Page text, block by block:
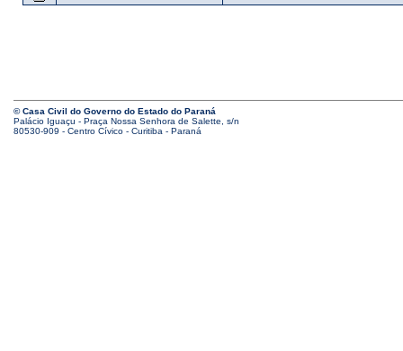
© Casa Civil do Governo do Estado do Paraná
Palácio Iguaçu - Praça Nossa Senhora de Salette, s/n
80530-909 - Centro Cívico - Curitiba - Paraná